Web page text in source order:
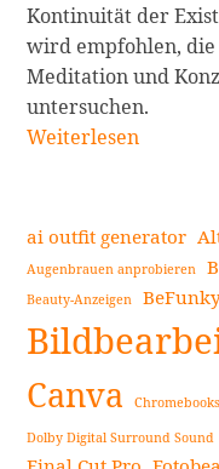
Kontinuität der
wird empfohlen, die
Meditation und
untersuchen.
Erwecke
Selbst:
Einleitung
Raja
Yoga-
Lehren
weiterlesen
Weiterlesen
Seitenleiste
ai outfit generator
Augenbrauen anprobieren
Beauty-Anzeigen
Canva Chromebooks
Dolby Digital Surround Sound